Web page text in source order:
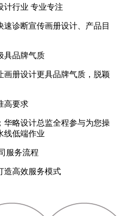
行业 专业专注
速诊断宣传画册设计、产品目
品牌气质
画册设计更具品牌气质，脱颖
高要求
华略设计总监全程参与为您操
线低端作业
服务流程
造高效服务模式